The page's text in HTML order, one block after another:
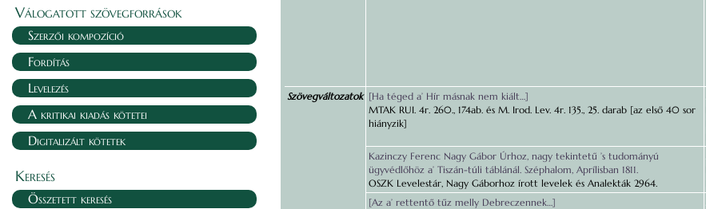
Válogatott szövegforrások
Szerzői kompozíció
Fordítás
Levelezés
A kritikai kiadás kötetei
Digitalizált kötetek
Keresés
Összetett keresés
Szövegváltozatok [Ha téged a’ Hír másnak nem kiált…]
MTAK RUI. 4r. 260., 174ab. és M. Irod. Lev. 4r. 135., 25. darab [az első 40 sor
hiányzik]
Kazinczy Ferenc Nagy Gábor Úrhoz, nagy tekintetű ’s tudományú
ügyvédlőhöz a’ Tiszán-túli táblánál. Széphalom, Aprílisban 1811.
OSZK Levelestár, Nagy Gáborhoz írott levelek és Analekták 2964.
[Az a’ rettentő tűz melly Debreczennek…]